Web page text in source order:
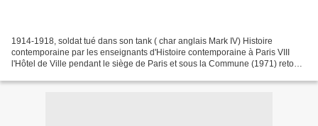
1914-1918, soldat tué dans son tank ( char anglais Mark IV) Histoire
contemporaine par les enseignants d'Histoire contemporaine à Paris VIII
l'Hôtel de Ville pendant le siège de Paris et sous la Commune (1971) retour